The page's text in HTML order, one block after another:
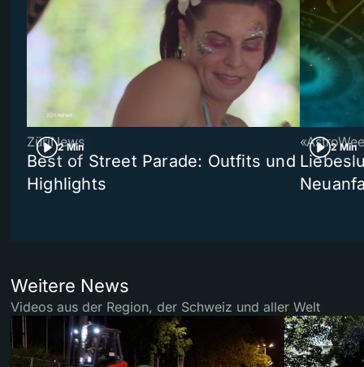
2 Min
ZüriNews
Best of Street Parade: Outfits und
Highlights
2 Min
Weitere News
Videos aus der Region, der Schweiz und aller Welt